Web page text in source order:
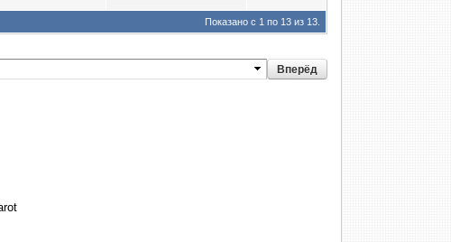
Показано с 1 по 13 из 13.